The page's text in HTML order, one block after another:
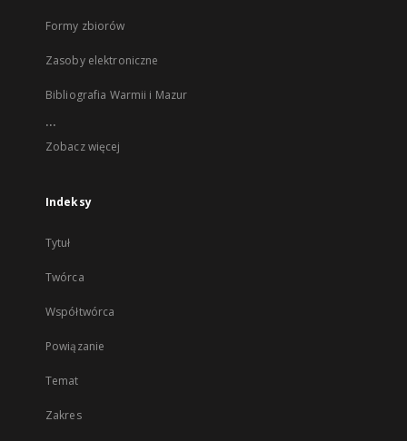
Formy zbiorów
Zasoby elektroniczne
Bibliografia Warmii i Mazur
...
Zobacz więcej
Indeksy
Tytuł
Twórca
Współtwórca
Powiązanie
Temat
Zakres